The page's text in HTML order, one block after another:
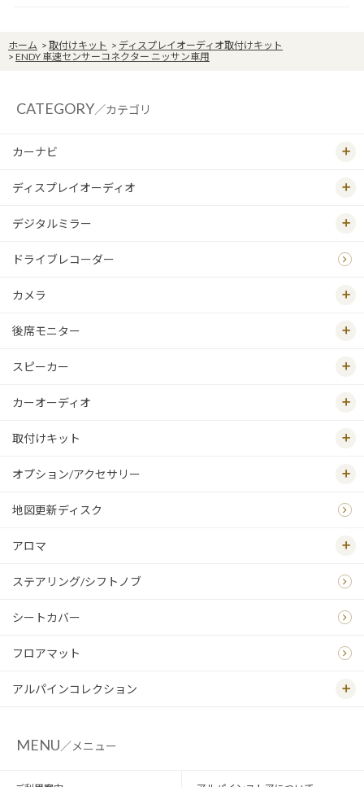
ホーム > 取付けキット > ディスプレイオーディオ取付けキット
> ENDY 車速センサーコネクター ニッサン車用
CATEGORY／カテゴリ
カーナビ
ディスプレイオーディオ
デジタルミラー
ドライブレコーダー
カメラ
後席モニター
スピーカー
カーオーディオ
取付けキット
オプション/アクセサリー
地図更新ディスク
アロマ
ステアリング/シフトノブ
シートカバー
フロアマット
アルパインコレクション
MENU／メニュー